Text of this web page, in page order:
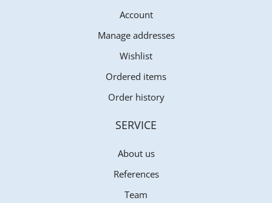
Account
Manage addresses
Wishlist
Ordered items
Order history
SERVICE
About us
References
Team